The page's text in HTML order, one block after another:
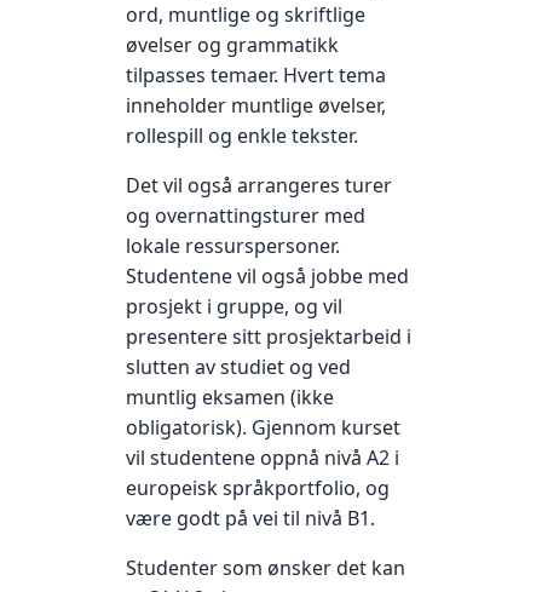
ord, muntlige og skriftlige
øvelser og grammatikk
tilpasses temaer. Hvert tema
inneholder muntlige øvelser,
rollespill og enkle tekster.
Det vil også arrangeres turer
og overnattingsturer med
lokale ressurspersoner.
Studentene vil også jobbe med
prosjekt i gruppe, og vil
presentere sitt prosjektarbeid i
slutten av studiet og ved
muntlig eksamen (ikke
obligatorisk). Gjennom kurset
vil studentene oppnå nivå A2 i
europeisk språkportfolio, og
være godt på vei til nivå B1.
Studenter som ønsker det kan